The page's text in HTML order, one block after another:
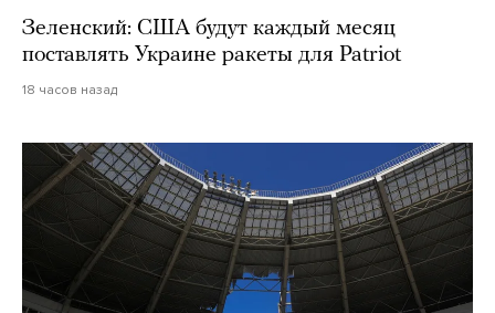
Зеленский: США будут каждый месяц
поставлять Украине ракеты для Patriot
18 часов назад